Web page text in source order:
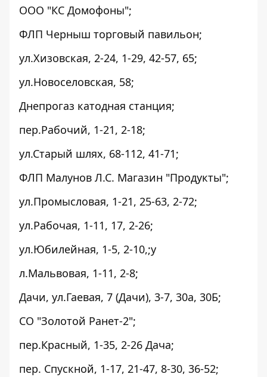
ООО "КС Домофоны";
ФЛП Черныш торговый павильон;
ул.Хизовская, 2-24, 1-29, 42-57, 65;
ул.Новоселовская, 58;
Днепрогаз катодная станция;
пер.Рабочий, 1-21, 2-18;
ул.Старый шлях, 68-112, 41-71;
ФЛП Малунов Л.С. Магазин "Продукты";
ул.Промысловая, 1-21, 25-63, 2-72;
ул.Рабочая, 1-11, 17, 2-26;
ул.Юбилейная, 1-5, 2-10,;у
л.Мальвовая, 1-11, 2-8;
Дачи, ул.Гаевая, 7 (Дачи), 3-7, 30а, 30Б;
СО "Золотой Ранет-2";
пер.Красный, 1-35, 2-26 Дача;
пер. Спускной, 1-17, 21-47, 8-30, 36-52;